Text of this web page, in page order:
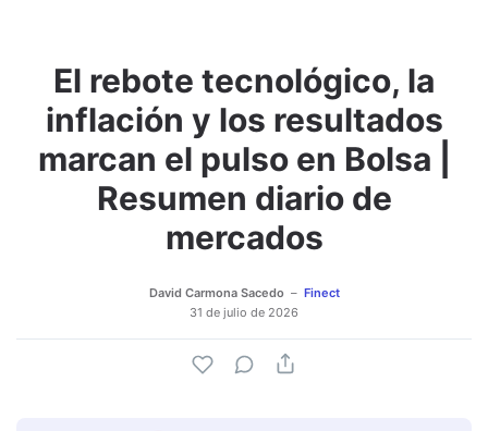
El rebote tecnológico, la
inflación y los resultados
marcan el pulso en Bolsa |
Resumen diario de
mercados
David Carmona Sacedo
Finect
31 de julio de 2026